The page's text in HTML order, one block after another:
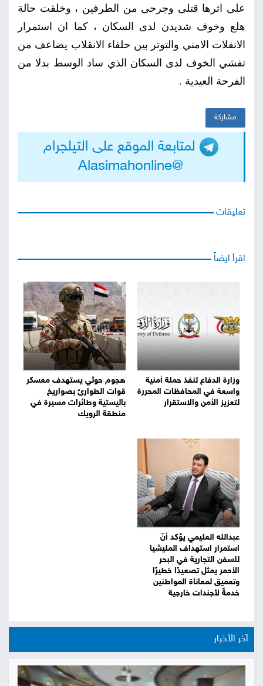
على اثرها قتلى وجرحى من الطرفين ، وخلقت حالة
هلع وخوف شديدن لدى السكان ، كما ان استمرار
الانفلات الامني والتوتر بين حلفاء الانقلاب يضاعف من
تفشي الخوف لدى السكان الذي ساد الوسط بدلا من
الفرحة العيدية .
مشاركة
لمتابعة الموقع على التيلجرام
@Alasimahonline
تعليقات
اقرأ ايضاً
وزارة الدفاع تنفذ حملة أمنية
واسعة في المحافظات المحررة
لتعزيز الأمن والاستقرار
هجوم حوثي يستهدف معسكر
قوات الطوارئ بصواريخ
باليستية وطائرات مسيرة في
منطقة الرويك
عبدالله العليمي يؤكد أنّ
استمرار استهداف المليشيا
للسفن التجارية في البحر
الأحمر يمثل تصعيدًا خطيرًا
وتعميق لمعاناة المواطنين
خدمةً لأجندات خارجية
آخر الأخبار